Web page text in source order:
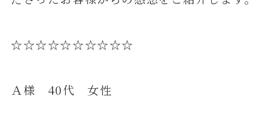
☆☆☆☆☆☆☆☆☆☆
Ａ様 40代 女性